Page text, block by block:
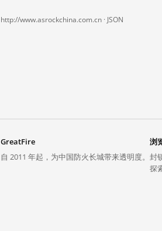
http://www.asrockchina.com.cn · JSON
GreatFire
自 2011 年起，为中国防火长城带来透明度。
浏
封
探